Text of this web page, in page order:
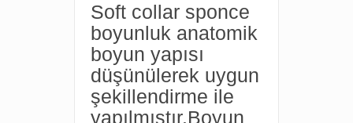
Soft collar sponce
boyunluk anatomik
boyun yapısı
düşünülerek uygun
şekillendirme ile
yapılmıştır.Boyun